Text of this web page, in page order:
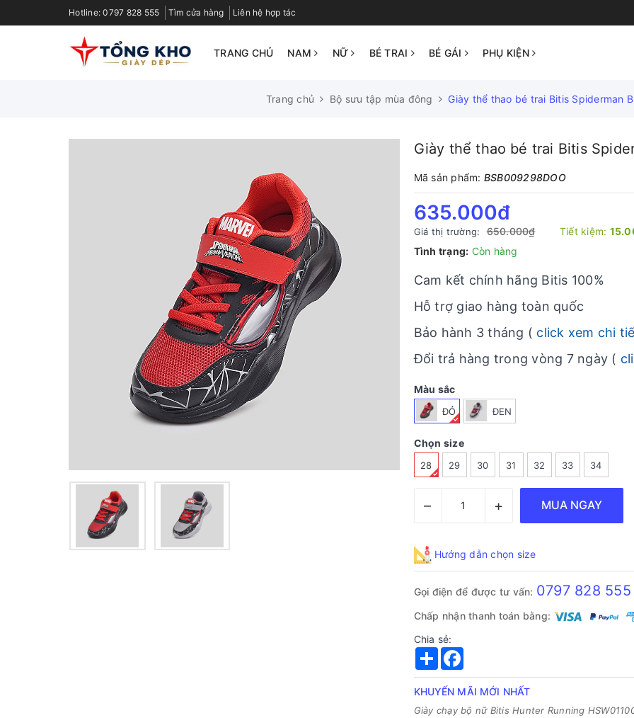
Hotline:0797 828 555 Tìm cửa hàng Liên hệ hợp tác
TRANG CHỦ NAM NỮ BÉ TRAI BÉ GÁI PHỤ KIỆN
Trang chủ Bộ sưu tập mùa đông Giày thể thao bé trai Bitis Spiderman
Giày thể thao bé trai Bitis
Mã sản phẩm: BSB009298DOO
635.000₫
Giá thị trường: 650.000₫ Tiết kiệm:
Tình trạng: Còn hàng
Cam kết chính hãng Bitis 100%
Hỗ trợ giao hàng toàn quốc
Bảo hành 3 tháng ( click xem chi
Đổi trả hàng trong vòng 7 ngày (
Màu sắc
ĐỎ ĐEN
Chọn size
28 29 30 31 32 33 34
– + MUA NGAY
Hướng dẫn chọn size
Gọi điện để được tư vấn: 0797 828 555
Chấp nhận thanh toán bằng:
Chia sẻ:
ShareFacebook
KHUYẾN MÃI MỚI NHẤT
Giày chạy bộ nữ Bitis Hunter Running